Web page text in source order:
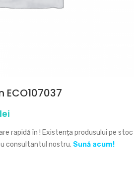
lei
rapidă în ! Existența produsului pe stoc
consultantul nostru. Sună acum!